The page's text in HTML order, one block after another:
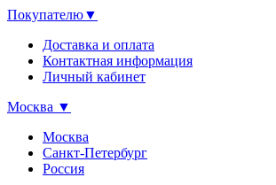
Покупателю▼
Доставка и оплата
Контактная информация
Личный кабинет
Москва ▼
Москва
Санкт-Петербург
Россия